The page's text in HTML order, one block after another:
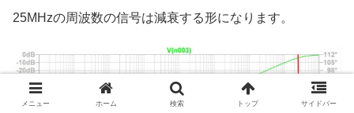
25MHzの周波数の信号は減衰する形になります。
メニュー ホーム 検索 トップ サイドバー